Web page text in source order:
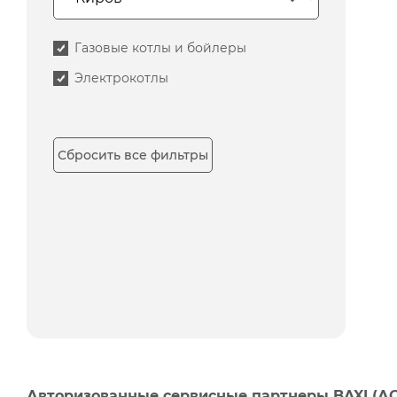
Газовые котлы и бойлеры
Электрокотлы
Сбросить все фильтры